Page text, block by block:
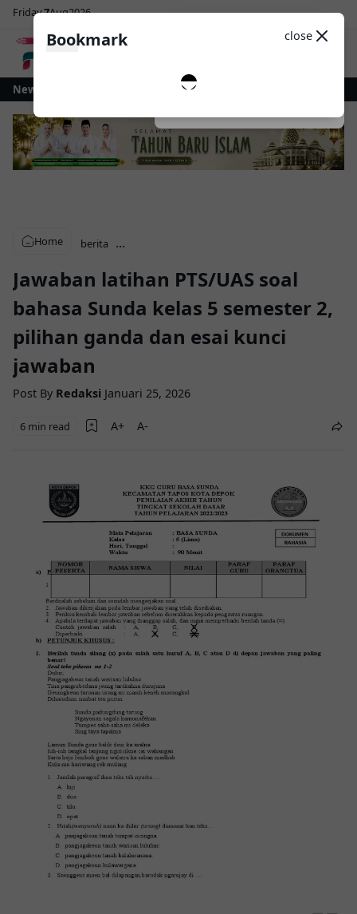
Friday7Aug2026
Light
NewsRevitalisasi Alun-Alun Paloko Kinalang
Home berita ...
Jawaban latihan PTS/UAS soal
bahasa Sunda kelas 5 semester 2,
pilihan ganda dan esai kunci
jawaban
Post By Redaksi Januari 25, 2026
6 min read
Bookmark close